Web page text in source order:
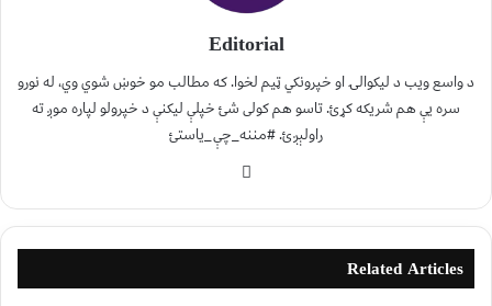
Editorial
د واسع ویب د لیکوالۍ او خپرونکي ټیم لخوا. که مطالب مو خوښ شوي وي، له نورو
سره یې هم شریکه کړئ. تاسو هم کولی شئ خپلې لیکنې د خپرولو لپاره موږ ته
راولېږئ. #مننه_چې_یاستئ
Related Articles